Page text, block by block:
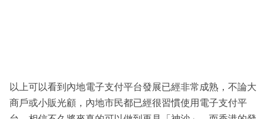
以上可以看到內地電子支付平台發展已經非常成熟，不論大
商戶或小販光顧，內地市民都已經很習慣使用電子支付平